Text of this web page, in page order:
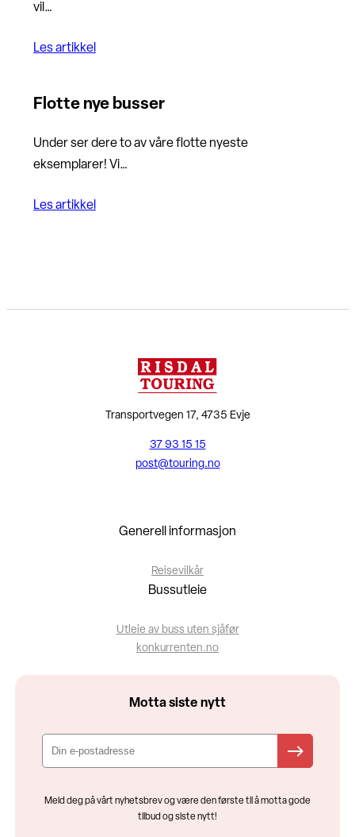
vil…
Les artikkel
Flotte nye busser
Under ser dere to av våre flotte nyeste
eksemplarer! Vi…
Les artikkel
Transportvegen 17, 4735 Evje
37 93 15 15
post@touring.no
Generell informasjon
Reisevilkår
Bussutleie
Utleie av buss uten sjåfør
konkurrenten.no
Motta siste nytt
Meld deg på vårt nyhetsbrev og være den første til å motta gode
tilbud og siste nytt!